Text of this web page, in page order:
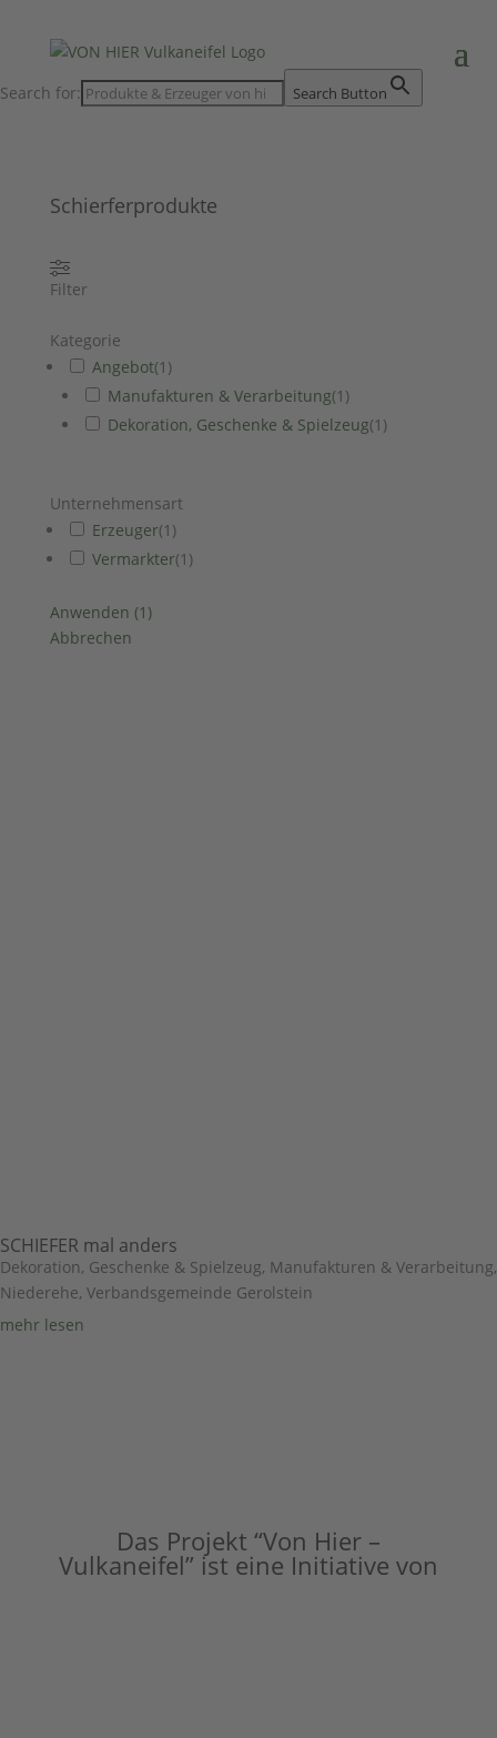
Search for: Search Button
Schierferprodukte
Filter
Kategorie
Angebot(1 )
Manufakturen & Verarbeitung(1 )
Dekoration, Geschenke & Spielzeug(1 )
Unternehmensart
Erzeuger(1 )
Vermarkter(1 )
Anwenden (1 )
Abbrechen
SCHIEFER mal anders
Dekoration, Geschenke & Spielzeug, Manufakturen & Verarbeitung,
Niederehe, Verbandsgemeinde Gerolstein
mehr lesen
Das Projekt “Von Hier –
Vulkaneifel” ist eine Initiative von